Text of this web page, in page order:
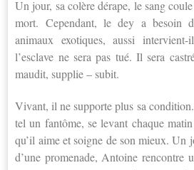
Un jour, sa colère dérape, le sang
mort. Cependant, le dey a besoin
animaux exotiques, aussi
l’esclave ne sera pas tué. Il sera
maudit, supplie – subit.
Vivant, il ne supporte plus sa
tel un fantôme, se levant chaque
qu’il aime et soigne de son mieux. Un
d’une promenade, Antoine rencontre